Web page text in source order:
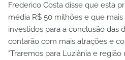
Frederico Costa disse que esta
média R$ 50 milhões e que
investidos para a conclusão das
contarão com mais atrações e
"Traremos para Luziânia e